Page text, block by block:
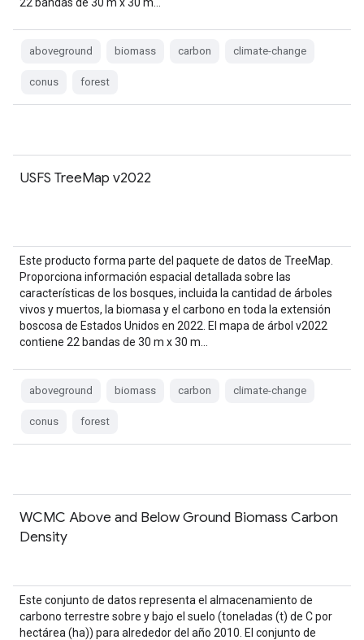
aboveground biomass carbon climate-change
conus forest
USFS TreeMap v2022
Este producto forma parte del paquete de datos de TreeMap.
Proporciona información espacial detallada sobre las
características de los bosques, incluida la cantidad de árboles
vivos y muertos, la biomasa y el carbono en toda la extensión
boscosa de Estados Unidos en 2022. El mapa de árbol v2022
contiene 22 bandas de 30 m x 30 m…
aboveground biomass carbon climate-change
conus forest
WCMC Above and Below Ground Biomass Carbon
Density
Este conjunto de datos representa el almacenamiento de
carbono terrestre sobre y bajo el suelo (toneladas (t) de C por
hectárea (ha)) para alrededor del año 2010. El conjunto de